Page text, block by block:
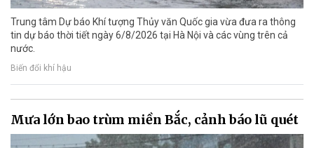
Trung tâm Dự báo Khí tượng Thủy văn Quốc gia vừa đưa ra thông
tin dự báo thời tiết ngày 6/8/2026 tại Hà Nội và các vùng trên cả
nước.
Biến đổi khí hậu
Mưa lớn bao trùm miền Bắc, cảnh báo lũ quét